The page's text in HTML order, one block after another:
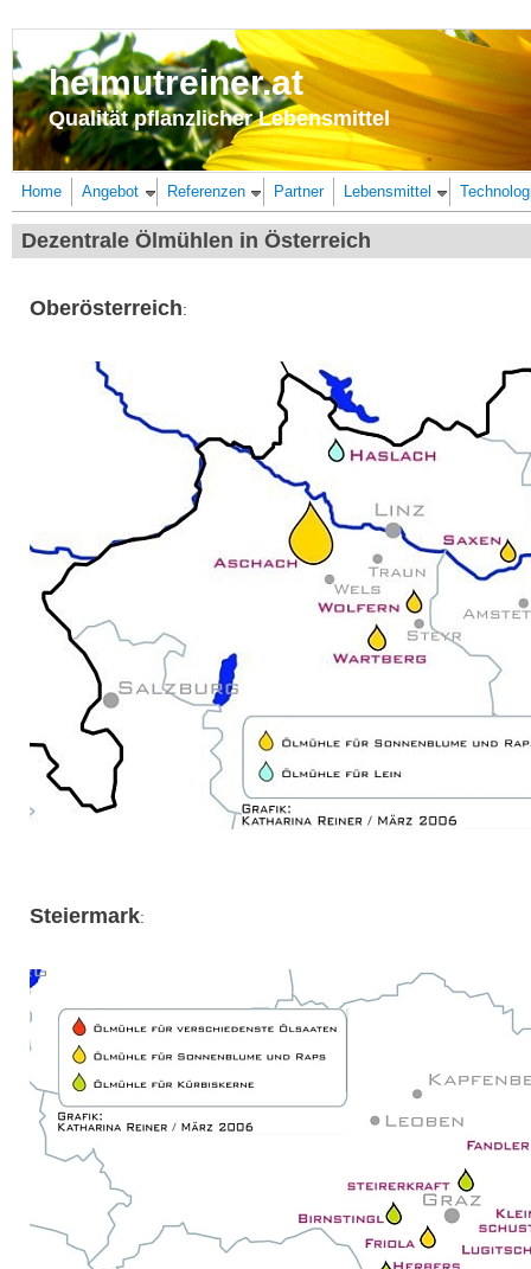
Direkt zum Inhalt
helmutreiner.at
Qualität pflanzlicher Lebensmittel
Home Angebot Referenzen Partner Lebensmittel
Dezentrale Ölmühlen in Österreich
Oberösterreich:
Steiermark: